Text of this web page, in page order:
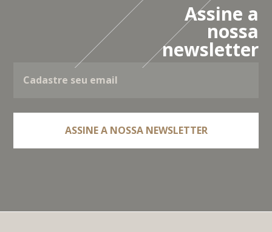
Assine a
nossa
newsletter